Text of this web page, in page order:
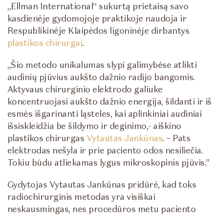
„Ellman International“ sukurtą prietaisą savo
kasdienėje gydomojoje praktikoje naudoja ir
Respublikinėje Klaipėdos ligoninėje dirbantys
plastikos chirurgai.
„Šio metodo unikalumas slypi galimybėse atlikti
audinių pjūvius aukšto dažnio radijo bangomis.
Aktyvaus chirurginio elektrodo galiuke
koncentruojasi aukšto dažnio energija, šildanti ir iš
esmės išgarinanti ląsteles, kai aplinkiniai audiniai
išsiskleidžia be šildymo ir deginimo,- aiškino
plastikos chirurgas Vytautas Jankūnas. – Pats
elektrodas nešyla ir prie paciento odos nesiliečia.
Tokiu būdu atliekamas lygus mikroskopinis pjūvis.”
Gydytojas Vytautas Jankūnas pridūrė, kad toks
radiochirurginis metodas yra visiškai
neskausmingas, nes procedūros metu paciento